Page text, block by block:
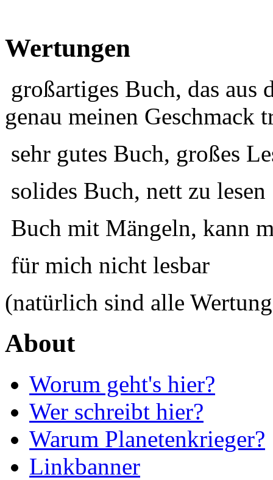
Wertungen
großartiges Buch, das aus
genau meinen Geschmack
sehr gutes Buch, großes
solides Buch, nett zu lesen
Buch mit Mängeln, kann
für mich nicht lesbar
(natürlich sind alle
About
Worum geht's hier?
Wer schreibt hier?
Warum Planetenkrieger?
Linkbanner